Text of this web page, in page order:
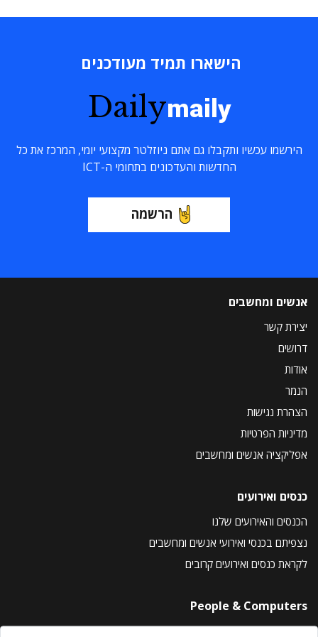
הישארו תמיד מעודכנים
Dailymaily
הירשמו עכשיו ותקבלו גם אתם ניוזלטר מקצועי יומי, המרכז את כל
החדשות והעדכונים בתחומי ה-ICT
הרשמה
אנשים ומחשבים
יצירת קשר
דרושים
אודות
הנמר
הצהרת נגישות
מדיניות הפרטיות
אפליקציה אנשים ומחשבים
כנסים ואירועים
הכנסים והאירועים שלנו
נצפיתם בכנסי ואירועי אנשים ומחשבים
לקראת כנסים ואירועים קרובים
People & Computers
About Us